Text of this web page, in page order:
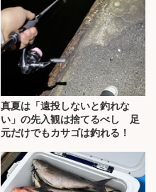
真夏は「遠投しないと釣れな
い」の先入観は捨てるべし 足
元だけでもカサゴは釣れる！